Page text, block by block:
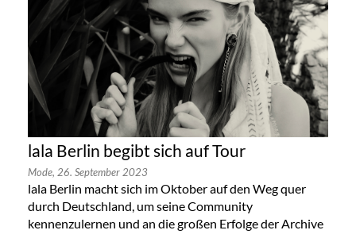
lala Berlin begibt sich auf Tour
Mode, 26. September 2023
lala Berlin macht sich im Oktober auf den Weg quer
durch Deutschland, um seine Community
kennenzulernen und an die großen Erfolge der Archive